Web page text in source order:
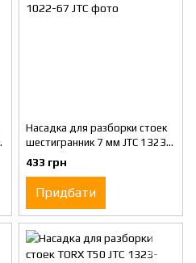
Насадка для разборки стоек
шестигранник 7 мм JTC 1323-
1022-67
433 грн
Придбати